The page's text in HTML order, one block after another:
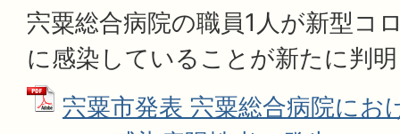
宍粟総合病院の職員1人が新型コ
に感染していることが新たに判
宍粟市発表 宍粟総合病院にお